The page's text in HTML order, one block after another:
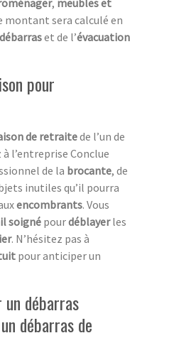
montant sera calculé en
débarraset de l’évacuation
pour
de retraitede l’un de
l’entreprise Conclue
de la brocante, de
inutiles qu’il pourra
encombrants. Vous
soignépourdéblayerles
. N’hésitez pas à
pour anticiper un
débarras
débarras de